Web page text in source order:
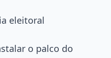
eleitoral
o palco do